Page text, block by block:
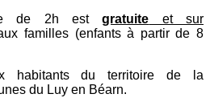
de 2h estgratuite et sur
familles (enfants à partir de 8
habitants du territoire de la
du Luy en Béarn.